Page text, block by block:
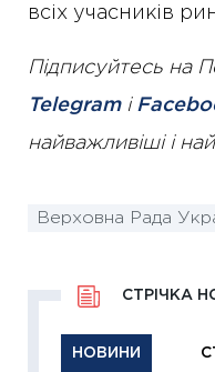
всіх учасників
Підписуйтесь на
Telegramі
найважливіші і
Верховна Рада
НОВИНИ
СТРІЧКА